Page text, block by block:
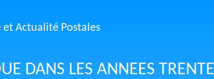
Actualité Postales
DANS LES ANNEES TRENTE